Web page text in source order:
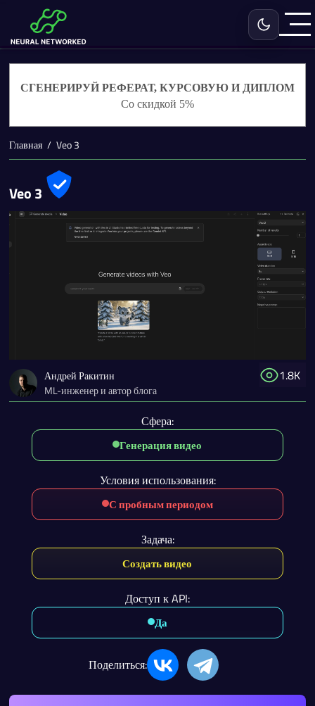
Включить
СГЕНЕРИРУЙ РЕФЕРАТ, КУРСОВУЮ И ДИПЛОМ
Со скидкой 5%
Главная Veo 3
Veo 3
1.8K
Андрей Ракитин
ML-инженер и автор блога
Сфера:
Генерация видео
Условия использования:
С пробным периодом
Задача:
Создать видео
Доступ к API:
Да
Поделиться: